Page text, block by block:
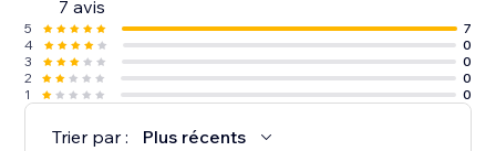
7 avis
5
7
4
0
3
0
2
0
1
0
Trier par : Plus récents